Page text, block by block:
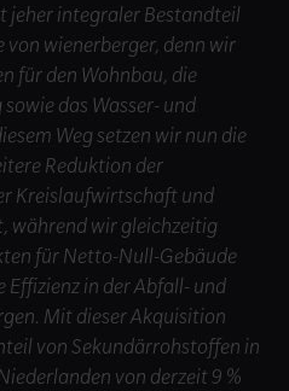
jeher integraler Bestandteil
wienerberger, denn wir
für den Wohnbau, die
das Wasser- und
Weg setzen wir nun die
Reduktion der
Kreislaufwirtschaft und
während wir gleichzeitig
für Netto-Null-Gebäude
Effizienz in der Abfall- und
Mit dieser Akquisition
von Sekundärrohstoffen in
von derzeit 9 %